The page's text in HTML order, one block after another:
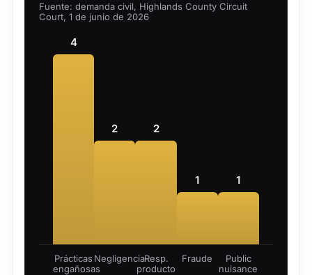
Fuente: demanda civil, Highlands County Circuit
Court, 1 de junio de 2026
4
2 2
1 1
Prácticas
engañosas
NegligenciaResp.
producto
Fraude
Public
nuisance